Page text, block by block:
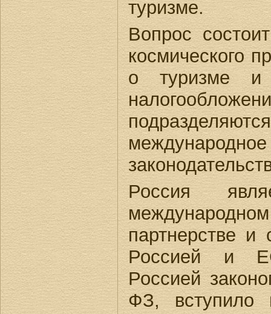
туризме.
Вопрос
космического
о туризме и
Россия
партнерстве и
Россией и
Россией
ФЗ, вступило